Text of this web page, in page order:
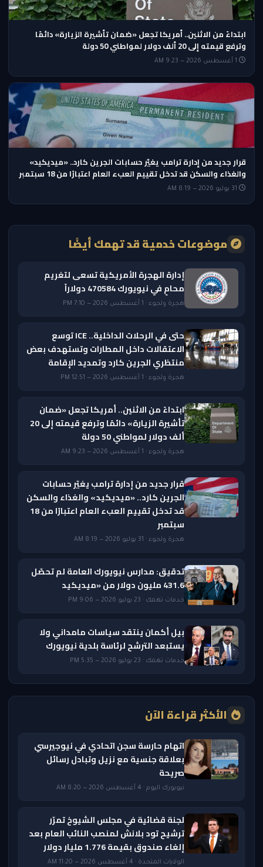
ابتداءً من الاثنين.. أمريكا تجعل «ضمان تأشيرة الزيارة» دائمًا
وترفع قيمته إلى 20 ألف دولار لمواطني 50 دولة
قرار جديد من إدارة ترامب يغيّر حسابات الجرين كارد.. «ميديكيد»
والغذاء والسكن قد تدخل تقييم العبء العام اعتبارًا من 18 سبتمبر
موضوعات خدمية قد تهمك أيضًا
إدارة الهجرة الأمريكية تسعى لتغريم
محامٍ في نيويورك 470584 دولاراً
هجرة ولجوء · 1 أغسطس 2026 — 7:10 PM
حتى في الرحلات الداخلية.. ICE توسع
الاعتقالات داخل المطارات وتستهدف بعض
منتظري الجرين كارد وتمديد الإقامة
هجرة ولجوء · 1 أغسطس 2026 — 12:51 PM
ابتداءً من الاثنين.. أمريكا تجعل «ضمان
تأشيرة الزيارة» دائمًا وترفع قيمته إلى 20
ألف دولار لمواطني 50 دولة
هجرة ولجوء · 1 أغسطس 2026 — 9:23 AM
قرار جديد من إدارة ترامب يغيّر حسابات
الجرين كارد.. «ميديكيد» والغذاء والسكن
قد تدخل تقييم العبء العام اعتبارًا من 18
سبتمبر
هجرة ولجوء · 31 يوليو 2026 — 8:19 AM
تدقيق: مدارس نيويورك العامة لم تحصّل
431.6 مليون دولار من «ميديكيد
خدمات تهمك · 23 يوليو 2026 — 9:06 PM
بيل أكمان ينتقد سياسات مامداني ولا
يستبعد الترشح لرئاسة بلدية نيويورك
خدمات تهمك · 23 يوليو 2026 — 5:35 PM
الأكثر قراءة الآن
اتهام حارسة سجن اتحادي في نيوجيرسي
بعلاقة جنسية مع نزيل وتبادل رسائل
صريحة
نيويورك اليوم · 4 أغسطس 2026 — 8:20 AM
لجنة قضائية في مجلس الشيوخ تمرّر
ترشيح تود بلانش لمنصب النائب العام بعد
إلغاء صندوق بقيمة 1.776 مليار دولار
الولايات المتحدة · 4 أغسطس 2026 — 11:20 AM